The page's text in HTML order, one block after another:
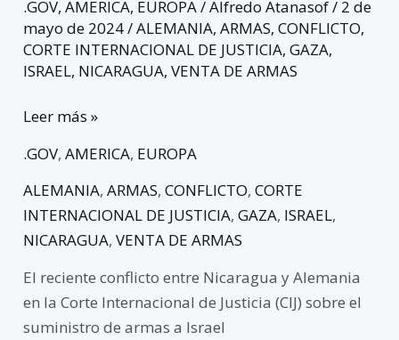
.GOV,AMERICA, EUROPA/Alfredo Atanasof/ 2 de
mayo de 2024/ALEMANIA,ARMAS,CONFLICTO,
CORTE INTERNACIONAL DE JUSTICIA,GAZA,
ISRAEL, NICARAGUA,VENTA DE ARMAS
Leer más »
.GOV,AMERICA, EUROPA
ALEMANIA,ARMAS,CONFLICTO,CORTE
INTERNACIONAL DE JUSTICIA,GAZA, ISRAEL,
NICARAGUA,VENTA DE ARMAS
El reciente conflicto entre Nicaragua y Alemania
en la Corte Internacional de Justicia (CIJ) sobre el
suministro de armas a Israel